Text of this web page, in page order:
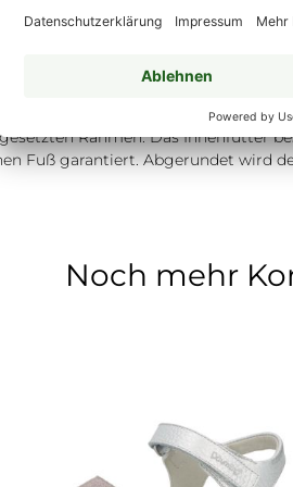
Diese unkomplizierte Sandale
breite Klettverschluss,
oder scheuert. Durch den
Fuß Ihres Kindes und trägt zum
Rahmen. Das Innenfutter
Fuß garantiert. Abgerundet wird
Noch mehr